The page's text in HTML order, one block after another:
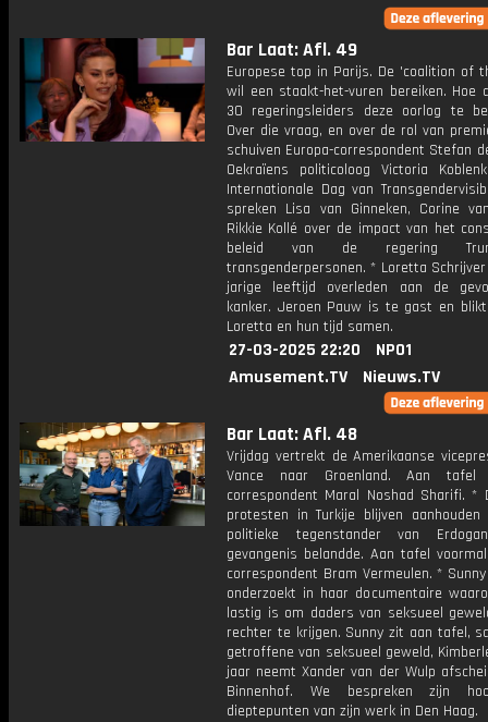
Bar Laat: Afl. 49
Europese top in Parijs. De 'coalition of
wil een staakt-het-vuren bereiken. Hoe
30 regeringsleiders deze oorlog te
Over die vraag, en over de rol van
schuiven Europa-correspondent Stefan
Oekraïens politicoloog Victoria
Internationale Dag van
spreken Lisa van Ginneken, Corine
Rikkie Kollé over de impact van het
beleid van de regering
transgenderpersonen. * Loretta
jarige leeftijd overleden aan de
kanker. Jeroen Pauw is te gast en
Loretta en hun tijd samen.
27-03-2025 22:20
NPO1
Amusement.TV
Nieuws.TV
Bar Laat: Afl. 48
Vrijdag vertrekt de Amerikaanse
Vance naar Groenland. Aan tafel
correspondent Maral Noshad Sharifi. *
protesten in Turkije blijven
politieke tegenstander van
gevangenis belandde. Aan tafel
correspondent Bram Vermeulen. *
onderzoekt in haar documentaire
lastig is om daders van seksueel
rechter te krijgen. Sunny zit aan tafel,
getroffene van seksueel geweld,
jaar neemt Xander van der Wulp
Binnenhof. We bespreken zijn
dieptepunten van zijn werk in Den Haag.